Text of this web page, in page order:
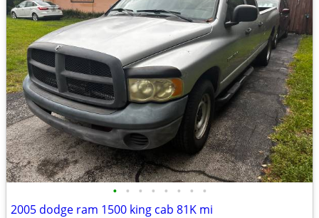
• • • • • • • •
2005 dodge ram 1500 king cab 81K mi